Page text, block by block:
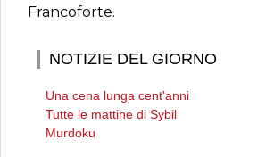
Francoforte.
NOTIZIE DEL GIORNO
Una cena lunga cent'anni
Tutte le mattine di Sybil
Murdoku